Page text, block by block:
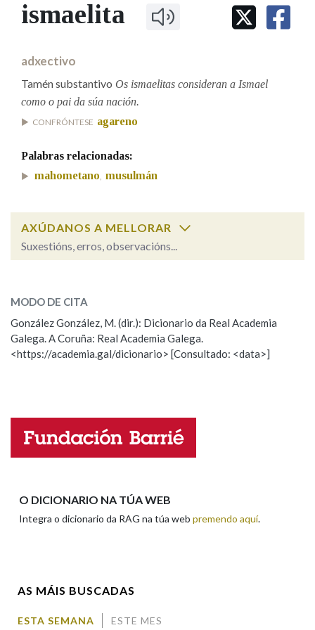
IDENTIDADE CORPORATIVA
MARCIAL DEL ADALID
FIGURAS HOMENAXEADAS
PRIMAVERA DAS LETRAS
Facebook
TwitterYoutubeInstagram
Bluesky
BUSCAR NOS LEMAS
Remata por
Contén
BUSCAR NO CONTIDO
Nas definicións
Nos exemplos
Na fraseoloxía
OUTRAS OPCIÓNS DE BUSCA
Marcas gramaticais
Pertence a
ismaelita
adxectivo
Tamén substantivo Os ismaelitas consideran a Ismael
como o pai da súa nación.
CONFRÓNTESE agareno
Palabras relacionadas:
mahometano, musulmán
AXÚDANOS A MELLORAR
Suxestións, erros, observacións...
ESCOLLE UNHA OPCIÓN:
Observación Hai un erro na palabra
Propoño mellorar a definición
Nome
MODO DE CITA
González González, M. (dir.): Dicionario da Real Academia
Galega. A Coruña: Real Academia Galega.
<https://academia.gal/dicionario> [Consultado: <data>]
O DICIONARIO NA TÚA WEB
Integra o dicionario da RAG na túa web premendo aquí.
AS MÁIS BUSCADAS
ESTA SEMANA ESTE MES